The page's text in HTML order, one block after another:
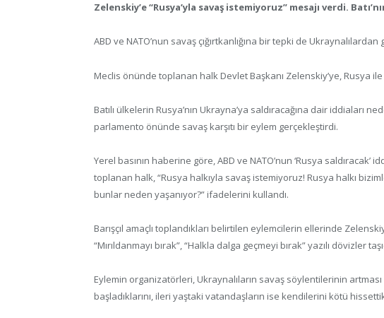
Zelenskiy’e “Rusya’yla savaş istemiyoruz” mesajı verdi.
ABD ve NATO’nun savaş çığırtkanlığına bir tepki de Ukraynalılardan
Meclis önünde toplanan halk Devlet Başkanı Zelenskiy’ye, Rusya ile
Batılı ülkelerin Rusya’nın Ukrayna’ya saldıracağına dair iddiaları
parlamento önünde savaş karşıtı bir eylem gerçekleştirdi.
Yerel basının haberine göre, ABD ve NATO’nun ‘Rusya saldıracak’
toplanan halk, “Rusya halkıyla savaş istemiyoruz! Rusya halkı
bunlar neden yaşanıyor?” ifadelerini kullandı.
Barışçıl amaçlı toplandıkları belirtilen eylemcilerin ellerinde
“Mırıldanmayı bırak”, “Halkla dalga geçmeyi bırak” yazılı dövizler
Eylemin organizatörleri, Ukraynalıların savaş söylentilerinin
başladıklarını, ileri yaştaki vatandaşların ise kendilerini kötü